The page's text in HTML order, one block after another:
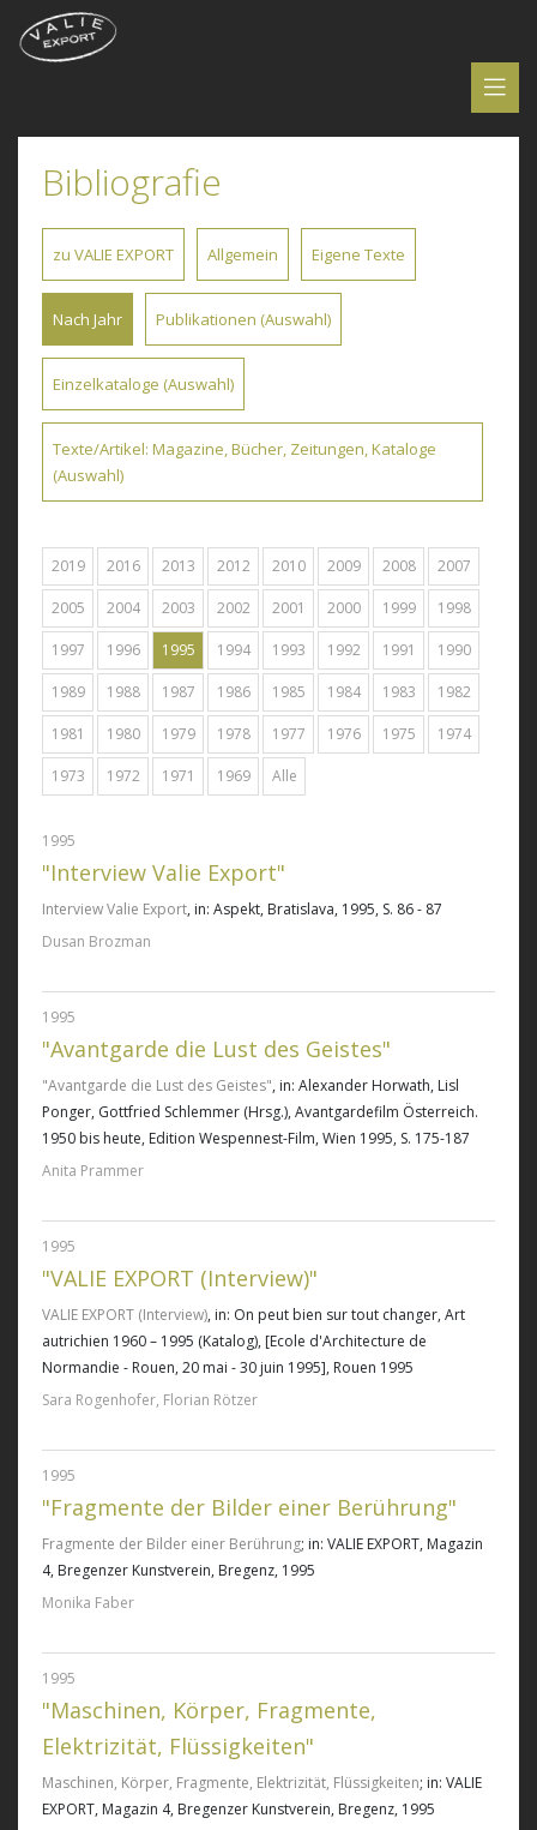
Bibliografie
zu VALIE EXPORT Allgemein Eigene Texte
Nach Jahr Publikationen (Auswahl)
Einzelkataloge (Auswahl)
Texte/Artikel: Magazine, Bücher, Zeitungen, Kataloge
(Auswahl)
2019 2016 2013 2012 2010 2009 2008 2007
2005 2004 2003 2002 2001 2000 1999 1998
1997 1996 1995 1994 1993 1992 1991 1990
1989 1988 1987 1986 1985 1984 1983 1982
1981 1980 1979 1978 1977 1976 1975 1974
1973 1972 1971 1969 Alle
1995
"Interview Valie Export"
Interview Valie Export, in: Aspekt, Bratislava, 1995, S. 86 - 87
Dusan Brozman
1995
"Avantgarde die Lust des Geistes"
"Avantgarde die Lust des Geistes", in: Alexander Horwath, Lisl
Ponger, Gottfried Schlemmer (Hrsg.), Avantgardefilm Österreich.
1950 bis heute, Edition Wespennest-Film, Wien 1995, S. 175-187
Anita Prammer
1995
"VALIE EXPORT (Interview)"
VALIE EXPORT (Interview), in: On peut bien sur tout changer, Art
autrichien 1960 – 1995 (Katalog), [Ecole d'Architecture de
Normandie - Rouen, 20 mai - 30 juin 1995], Rouen 1995
Sara Rogenhofer, Florian Rötzer
1995
"Fragmente der Bilder einer Berührung"
Fragmente der Bilder einer Berührung; in: VALIE EXPORT, Magazin
4, Bregenzer Kunstverein, Bregenz, 1995
Monika Faber
1995
"Maschinen, Körper, Fragmente,
Elektrizität, Flüssigkeiten"
Maschinen, Körper, Fragmente, Elektrizität, Flüssigkeiten; in: VALIE
EXPORT, Magazin 4, Bregenzer Kunstverein, Bregenz, 1995